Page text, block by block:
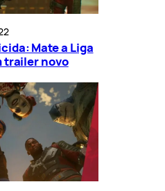
Mate a Liga
trailer novo